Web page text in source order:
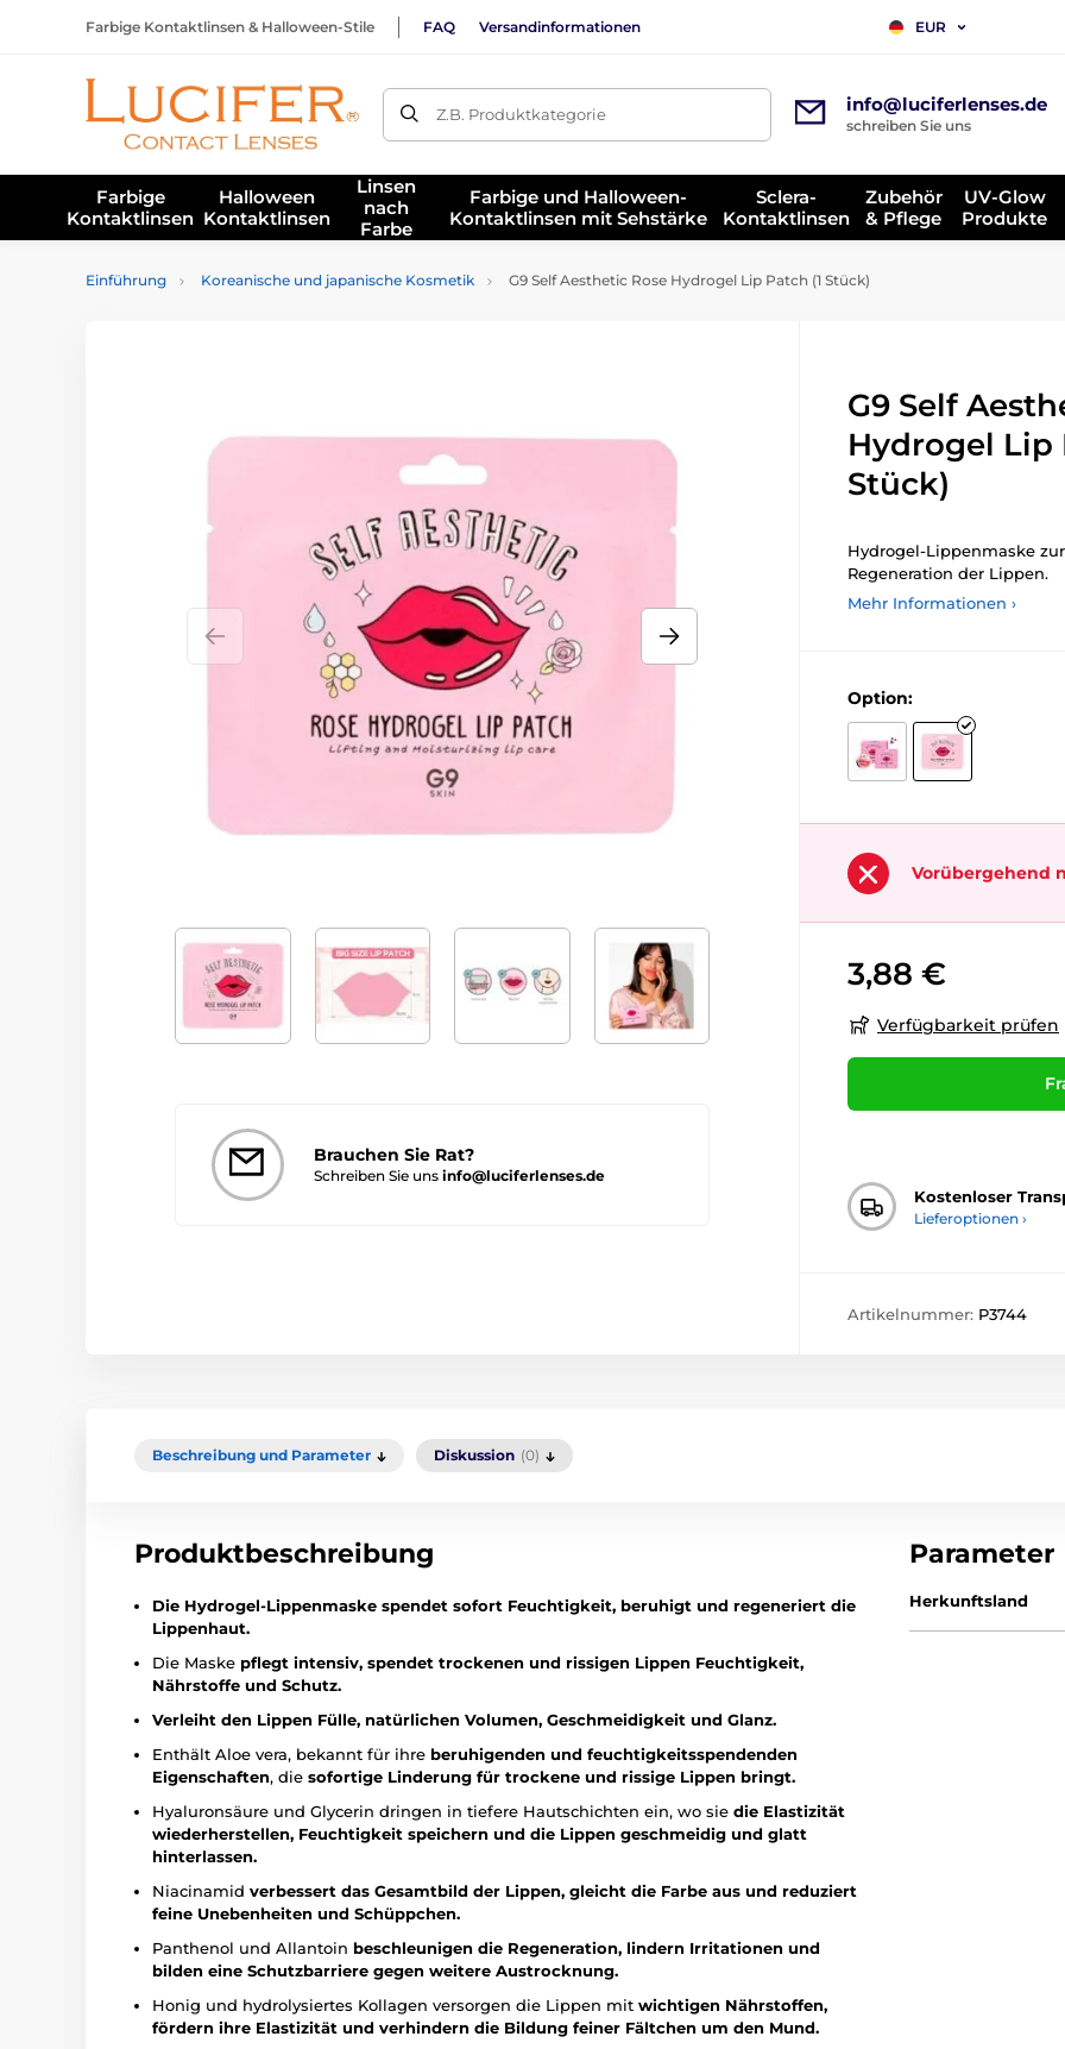
Farbige Kontaktlinsen & Halloween-Stile FAQ Versandinformationen EUR
Z.B. Produktkategorie info@luciferlenses.de
schreiben Sie uns
Farbige
Kontaktlinsen
Halloween
Kontaktlinsen
Linsen
nach
Farbe
Farbige und Halloween-
Kontaktlinsen mit Sehstärke
Sclera-
Kontaktlinsen
Zubehör
& Pflege
UV-Glow
Produkte
Einführung Koreanische und japanische Kosmetik G9 Self Aesthetic Rose Hydrogel Lip Patch (1 Stück)
Brauchen Sie Rat?
Schreiben Sie uns info@luciferlenses.de
G9 Self
Hydrogel Lip
Stück)
Hydrogel-Lippenmaske
Regeneration der Lippen.
Mehr Informationen ›
Option:
Vorübergehend
3,88 €
Verfügbarkeit prüfen
Kostenloser
Lieferoptionen ›
Artikelnummer: P3744
Beschreibung und Parameter Diskussion (0)
Produktbeschreibung
Die Hydrogel-Lippenmaske spendet sofort Feuchtigkeit, beruhigt und regeneriert die
Lippenhaut.
Die Maske pflegt intensiv, spendet trockenen und rissigen Lippen Feuchtigkeit,
Nährstoffe und Schutz.
Verleiht den Lippen Fülle, natürlichen Volumen, Geschmeidigkeit und Glanz.
Enthält Aloe vera, bekannt für ihre beruhigenden und feuchtigkeitsspendenden
Eigenschaften, die sofortige Linderung für trockene und rissige Lippen bringt.
Hyaluronsäure und Glycerin dringen in tiefere Hautschichten ein, wo sie die Elastizität
wiederherstellen, Feuchtigkeit speichern und die Lippen geschmeidig und glatt
hinterlassen.
Niacinamid verbessert das Gesamtbild der Lippen, gleicht die Farbe aus und reduziert
feine Unebenheiten und Schüppchen.
Panthenol und Allantoin beschleunigen die Regeneration, lindern Irritationen und
bilden eine Schutzbarriere gegen weitere Austrocknung.
Honig und hydrolysiertes Kollagen versorgen die Lippen mit wichtigen Nährstoffen,
fördern ihre Elastizität und verhindern die Bildung feiner Fältchen um den Mund.
Parameter
Herkunftsland